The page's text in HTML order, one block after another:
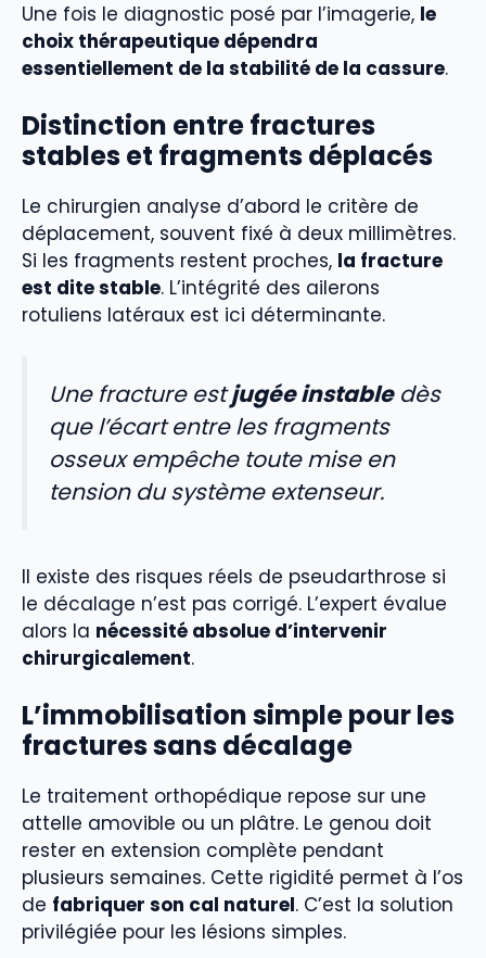
Une fois le diagnostic posé par l’imagerie, le
choix thérapeutique dépendra
essentiellement de la stabilité de la cassure.
Distinction entre fractures
stables et fragments déplacés
Le chirurgien analyse d’abord le critère de
déplacement, souvent fixé à deux millimètres.
Si les fragments restent proches, la fracture
est dite stable. L’intégrité des ailerons
rotuliens latéraux est ici déterminante.
Une fracture estjugée instabledès
que l’écart entre les fragments
osseux empêche toute mise en
tension du système extenseur.
Il existe des risques réels de pseudarthrose si
le décalage n’est pas corrigé. L’expert évalue
alors la nécessité absolue d’intervenir
chirurgicalement.
L’immobilisation simple pour les
fractures sans décalage
Le traitement orthopédique repose sur une
attelle amovible ou un plâtre. Le genou doit
rester en extension complète pendant
plusieurs semaines. Cette rigidité permet à l’os
de fabriquer son cal naturel. C’est la solution
privilégiée pour les lésions simples.